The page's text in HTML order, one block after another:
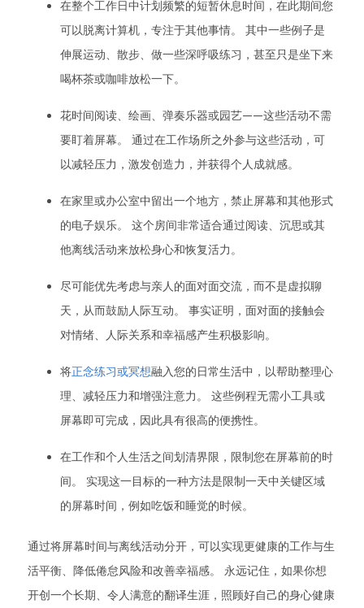
在整个工作日中计划频繁的短暂休息时间，在此期间您
可以脱离计算机，专注于其他事情。 其中一些例子是
伸展运动、散步、做一些深呼吸练习，甚至只是坐下来
喝杯茶或咖啡放松一下。
花时间阅读、绘画、弹奏乐器或园艺——这些活动不需
要盯着屏幕。 通过在工作场所之外参与这些活动，可
以减轻压力，激发创造力，并获得个人成就感。
在家里或办公室中留出一个地方，禁止屏幕和其他形式
的电子娱乐。 这个房间非常适合通过阅读、沉思或其
他离线活动来放松身心和恢复活力。
尽可能优先考虑与亲人的面对面交流，而不是虚拟聊
天，从而鼓励人际互动。 事实证明，面对面的接触会
对情绪、人际关系和幸福感产生积极影响。
将正念练习或冥想融入您的日常生活中，以帮助整理心
理、减轻压力和增强注意力。 这些例程无需小工具或
屏幕即可完成，因此具有很高的便携性。
在工作和个人生活之间划清界限，限制您在屏幕前的时
间。 实现这一目标的一种方法是限制一天中关键区域
的屏幕时间，例如吃饭和睡觉的时候。
通过将屏幕时间与离线活动分开，可以实现更健康的工作与生
活平衡、降低倦怠风险和改善幸福感。 永远记住，如果你想
开创一个长期、令人满意的翻译生涯，照顾好自己的身心健康